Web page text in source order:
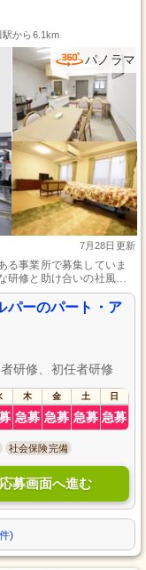
から6.1km
パノラマ
7月28日更新
る事業所で募集していま
研修と助け合いの社風で
りをしっかりと評価しま
パーのパート・ア
研修、初任者研修
木 金 土 日
急募 急募 急募 急募
社会保険完備
応募画面へ進む
)